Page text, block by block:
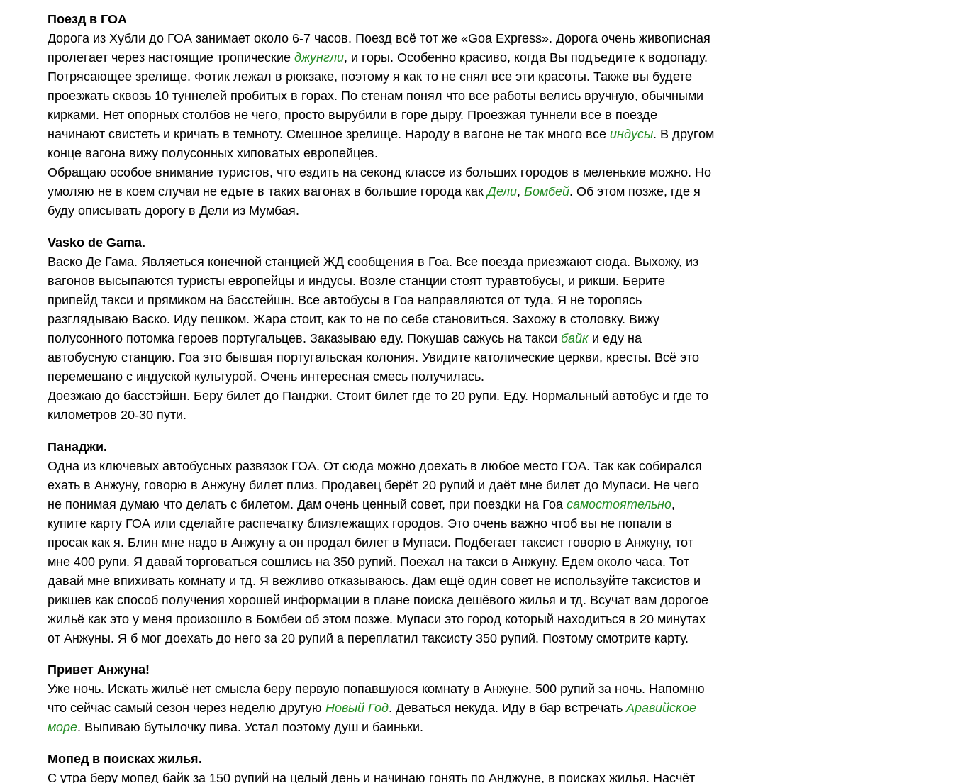
Поезд в ГОА
Дорога из Хубли до ГОА занимает около 6-7 часов. Поезд всё тот же «Goa Express». Дорога очень живописная
пролегает через настоящие тропическиеджунгли, и горы. Особенно красиво, когда Вы подъедите к водопаду.
Потрясающее зрелище. Фотик лежал в рюкзаке, поэтому я как то не снял все эти красоты. Также вы будете
проезжать сквозь 10 туннелей пробитых в горах. По стенам понял что все работы велись вручную, обычными
кирками. Нет опорных столбов не чего, просто вырубили в горе дыру. Проезжая туннели все в поезде
начинают свистеть и кричать в темноту. Смешное зрелище. Народу в вагоне не так много всеиндусы. В другом
конце вагона вижу полусонных хиповатых европейцев.
Обращаю особое внимание туристов, что ездить на секонд классе из больших городов в меленькие можно. Но
умоляю не в коем случаи не едьте в таких вагонах в большие города какДели,Бомбей. Об этом позже, где я
буду описывать дорогу в Дели из Мумбая.
Vasko de Gama.
Васко Де Гама. Являеться конечной станцией ЖД сообщения в Гоа. Все поезда приезжают сюда. Выхожу, из
вагонов высыпаются туристы европейцы и индусы. Возле станции стоят туравтобусы, и рикши. Берите
припейд такси и прямиком на басстейшн. Все автобусы в Гоа направляются от туда. Я не торопясь
разглядываю Васко. Иду пешком. Жара стоит, как то не по себе становиться. Захожу в столовку. Вижу
полусонного потомка героев португальцев. Заказываю еду. Покушав сажусь на такси байк и еду на
автобусную станцию. Гоа это бывшая португальская колония. Увидите католические церкви, кресты. Всё это
перемешано с индуской культурой. Очень интересная смесь получилась.
Доезжаю до басстэйшн. Беру билет до Панджи. Стоит билет где то 20 рупи. Еду. Нормальный автобус и где то
километров 20-30 пути.
Панаджи.
Одна из ключевых автобусных развязок ГОА. От сюда можно доехать в любое место ГОА. Так как собирался
ехать в Анжуну, говорю в Анжуну билет плиз. Продавец берёт 20 рупий и даёт мне билет до Мупаси. Не чего
не понимая думаю что делать с билетом. Дам очень ценный совет, при поездки на Гоасамостоятельно,
купите карту ГОА или сделайте распечатку близлежащих городов. Это очень важно чтоб вы не попали в
просак как я. Блин мне надо в Анжуну а он продал билет в Мупаси. Подбегает таксист говорю в Анжуну, тот
мне 400 рупи. Я давай торговаться сошлись на 350 рупий. Поехал на такси в Анжуну. Едем около часа. Тот
давай мне впихивать комнату и тд. Я вежливо отказываюсь. Дам ещё один совет не используйте таксистов и
рикшев как способ получения хорошей информации в плане поиска дешёвого жилья и тд. Всучат вам дорогое
жильё как это у меня произошло в Бомбеи об этом позже. Мупаси это город который находиться в 20 минутах
от Анжуны. Я б мог доехать до него за 20 рупий а переплатил таксисту 350 рупий. Поэтому смотрите карту.
Привет Анжуна!
Уже ночь. Искать жильё нет смысла беру первую попавшуюся комнату в Анжуне. 500 рупий за ночь. Напомню
что сейчас самый сезон через неделю другуюНовый Год. Деваться некуда. Иду в бар встречатьАравийское
море. Выпиваю бутылочку пива. Устал поэтому душ и баиньки.
Мопед в поисках жилья.
С утра беру мопед байк за 150 рупий на целый день и начинаю гонять по Анджуне, в поисках жилья. Насчёт